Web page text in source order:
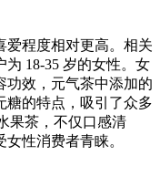
爱程度相对更高。相关
18-35 岁的女性。女
功效，元气茶中添加的
糖的特点，吸引了众多
果茶，不仅口感清
性消费者青睐。​